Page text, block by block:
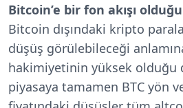
Bitcoin’e bir fon akışı
Bitcoin dışındaki kripto
düşüş görülebileceği
hakimiyetinin yüksek olduğu
piyasaya tamamen BTC yön